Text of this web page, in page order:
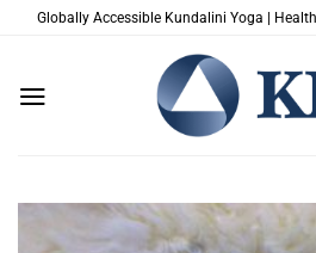
Globally Accessible Kundalini Yoga |